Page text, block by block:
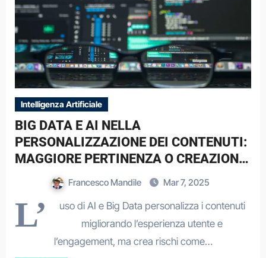
Intelligenza Artificiale
BIG DATA E AI NELLA
PERSONALIZZAZIONE DEI CONTENUTI:
MAGGIORE PERTINENZA O CREAZIONE
DI “SILOS” INFORMATIVI?
Francesco Mandile Mar 7, 2025
L’
uso di AI e Big Data personalizza i contenuti
migliorando l’esperienza utente e
l’engagement, ma crea rischi come…